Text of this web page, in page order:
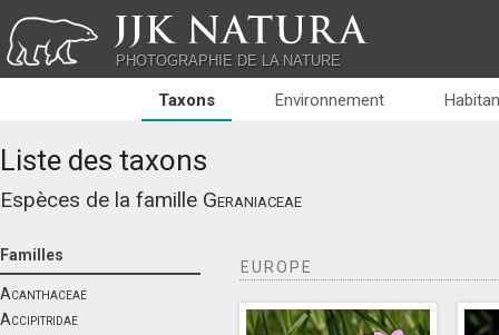
JJK NATURA
PHOTOGRAPHIE DE LA NATURE
Taxons Environnement
Liste des taxons
Espèces de la famille Geraniaceae
Familles
Acanthaceae
Accipitridae
EUROPE